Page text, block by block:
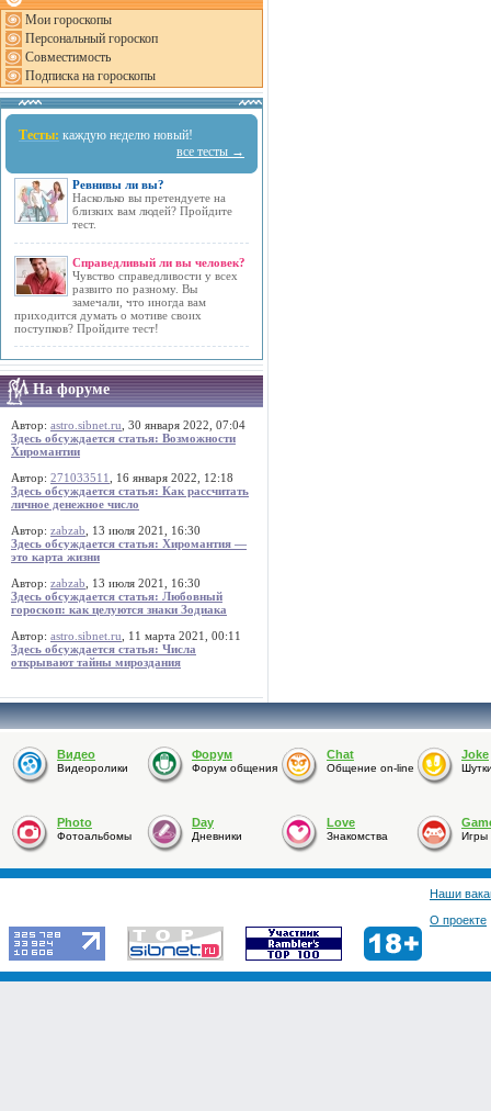
Мои гороскопы
Персональный гороскоп
Совместимость
Подписка на гороскопы
Тесты: каждую неделю новый!
все тесты →
Ревнивы ли вы?
Насколько вы претендуете на
близких вам людей? Пройдите
тест.
Справедливый ли вы человек?
Чувство справедливости у всех
развито по разному. Вы
замечали, что иногда вам
приходится думать о мотиве своих
поступков? Пройдите тест!
На форуме
Автор: astro.sibnet.ru , 30 января 2022, 07:04
Здесь обсуждается статья: Возможности
Хиромантии
Автор: 271033511
, 16 января 2022, 12:18
Здесь обсуждается статья: Как рассчитать
личное денежное число
Автор: zabzab , 13 июля 2021, 16:30
Здесь обсуждается статья: Хиромантия —
это карта жизни
Автор: zabzab , 13 июля 2021, 16:30
Здесь обсуждается статья: Любовный
гороскоп: как целуются знаки Зодиака
Автор: astro.sibnet.ru , 11 марта 2021, 00:11
Здесь обсуждается статья: Числа
открывают тайны мироздания
Видео
Видеоролики
Форум
Форум общения
Chat
Общение on-line
Joke
Photo
Фотоальбомы
Day
Дневники
Love
Знакомства Игры
Наши
О проекте